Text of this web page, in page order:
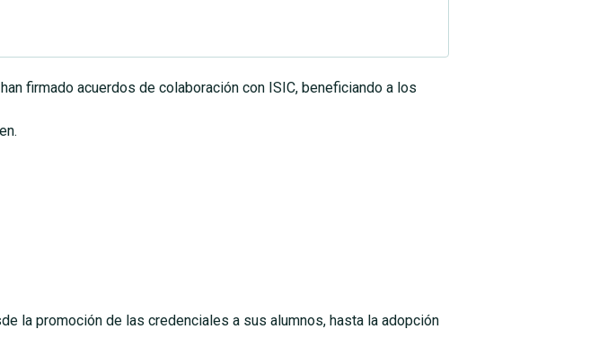
firmado acuerdos de colaboración con ISIC, beneficiando a los
la promoción de las credenciales a sus alumnos, hasta la adopción